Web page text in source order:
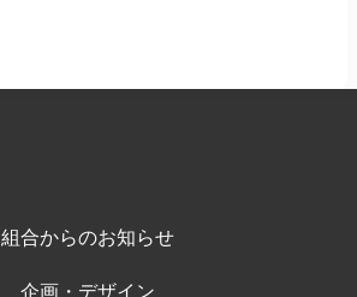
組合からのお知らせ
企画・デザイン